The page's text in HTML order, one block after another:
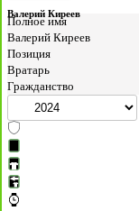
Валерий Киреев
Полное имя
Валерий Киреев
Позиция
Вратарь
Гражданство